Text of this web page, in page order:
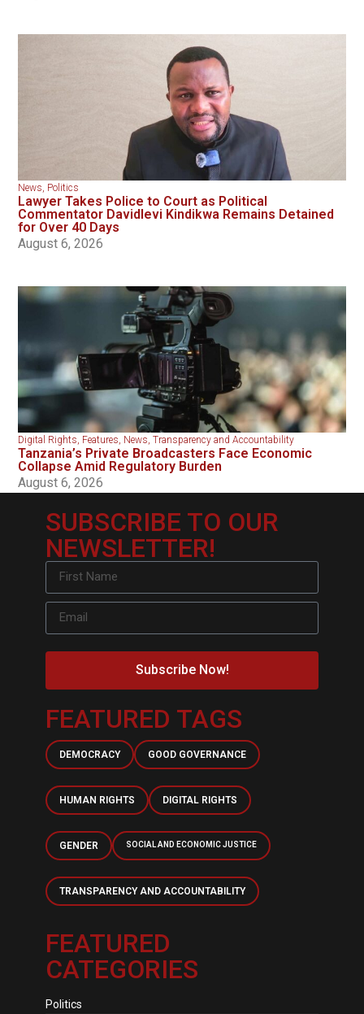
News Politics
Lawyer Takes Police to Court as Political
Commentator Davidlevi Kindikwa Remains Detained
for Over 40 Days
August 6, 2026
Digital Rights Features News ,Transparency and Accountability
Tanzania’s Private Broadcasters Face Economic
Collapse Amid Regulatory Burden
August 6, 2026
SUBSCRIBE TO OUR
NEWSLETTER!
Subscribe Now!
FEATURED TAGS
DEMOCRACY GOOD GOVERNANCE
HUMAN RIGHTS DIGITAL RIGHTS
GENDER SOCIAL AND ECONOMIC JUSTICE
TRANSPARENCY AND ACCOUNTABILITY
FEATURED
CATEGORIES
Politics